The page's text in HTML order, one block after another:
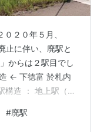
２０年５月、
止に伴い、廃駅と
からは２駅目でし
← 下徳富 於札内
造 ： 地上駅（１
問 ： ２０１４年
#廃駅